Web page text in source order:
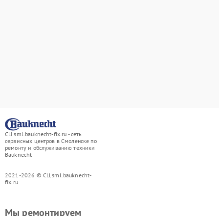
СЦ sml.bauknecht-fix.ru - сеть
сервисных центров в Смоленске по
ремонту и обслуживанию техники
Bauknecht
2021-2026 © СЦ sml.bauknecht-
fix.ru
Мы ремонтируем